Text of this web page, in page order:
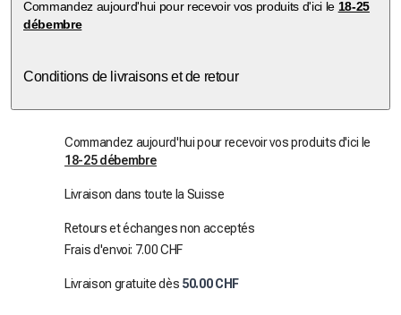
Commandez aujourd'hui pour recevoir vos produits d'ici le 18-25
débembre
Conditions de livraisons et de retour
Commandez aujourd'hui pour recevoir vos produits d'ici le
18-25 débembre
Livraison dans toute la Suisse
Retours et échanges non acceptés
Frais d'envoi: 7.00 CHF
Livraison gratuite dès 50.00 CHF